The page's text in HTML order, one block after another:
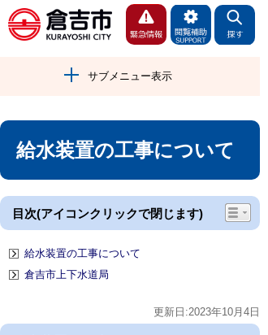
サブメニュー表示
給水装置の工事について
目次(アイコンクリックで閉じます)
給水装置の工事について
倉吉市上下水道局
更新日:2023年10月4日